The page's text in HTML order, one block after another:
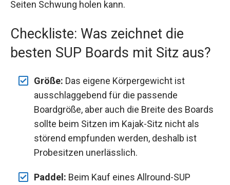
Seiten Schwung holen kann.
Checkliste: Was zeichnet die
besten SUP Boards mit Sitz aus?
Größe: Das eigene Körpergewicht ist
ausschlaggebend für die passende
Boardgröße, aber auch die Breite des Boards
sollte beim Sitzen im Kajak-Sitz nicht als
störend empfunden werden, deshalb ist
Probesitzen unerlässlich.
Paddel: Beim Kauf eines Allround-SUP